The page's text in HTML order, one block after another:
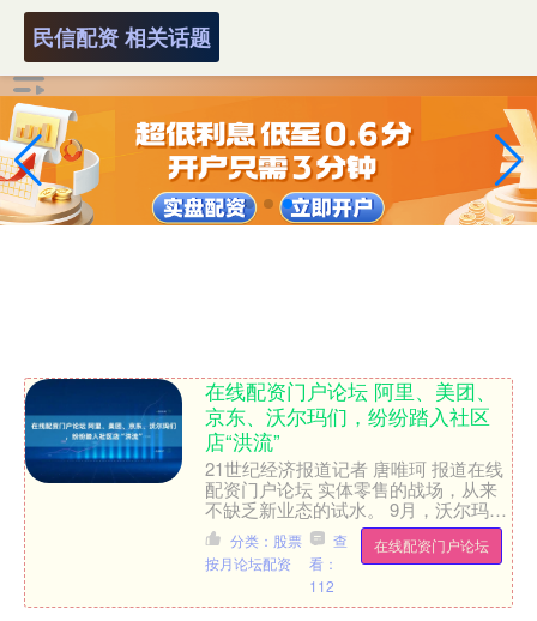
民信配资 相关话题
在线配资门户论坛 阿里、美团、
京东、沃尔玛们，纷纷踏入社区
店“洪流”
21世纪经济报道记者 唐唯珂 报道在线
配资门户论坛 实体零售的战场，从来
不缺乏新业态的试水。 9月，沃尔玛中
国第四家社区店落成深圳。500平方米
的门店内，货架上....
在线配资门户论坛
分类：股票
按月论坛配资
查
看：
112